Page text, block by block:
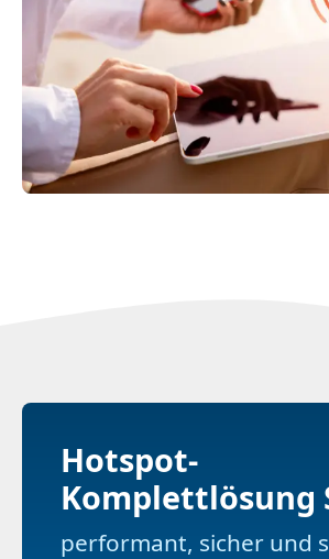
Hotspot-
Komplettlösung
performant, sicher und